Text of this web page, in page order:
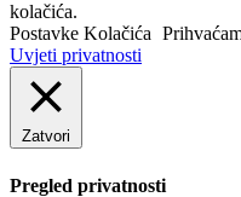
kolačića.
Postavke Kolačića
Uvjeti privatnosti
Zatvori
Pregled privatnosti